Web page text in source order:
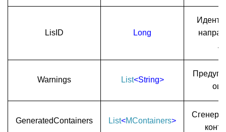
LisID Long
Warnings List<String>
GeneratedContainers List<MContainers>